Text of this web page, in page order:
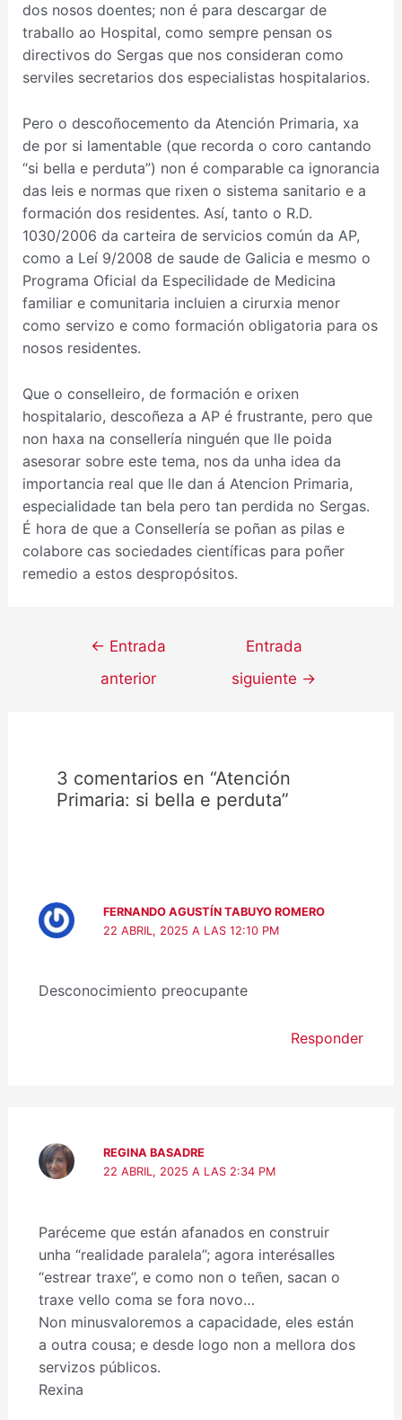
dos nosos doentes; non é para descargar de
traballo ao Hospital, como sempre pensan os
directivos do Sergas que nos consideran como
serviles secretarios dos especialistas hospitalarios.
Pero o descoñocemento da Atención Primaria, xa
de por si lamentable (que recorda o coro cantando
“si bella e perduta”) non é comparable ca ignorancia
das leis e normas que rixen o sistema sanitario e a
formación dos residentes. Así, tanto o R.D.
1030/2006 da carteira de servicios común da AP,
como a Leí 9/2008 de saude de Galicia e mesmo o
Programa Oficial da Especilidade de Medicina
familiar e comunitaria incluien a cirurxia menor
como servizo e como formación obligatoria para os
nosos residentes.
Que o conselleiro, de formación e orixen
hospitalario, descoñeza a AP é frustrante, pero que
non haxa na consellería ninguén que lle poida
asesorar sobre este tema, nos da unha idea da
importancia real que lle dan á Atencion Primaria,
especialidade tan bela pero tan perdida no Sergas.
É hora de que a Consellería se poñan as pilas e
colabore cas sociedades científicas para poñer
remedio a estos despropósitos.
← Entrada
anterior
Entrada
siguiente →
3 comentarios en “Atención
Primaria: si bella e perduta”
FERNANDO AGUSTÍN TABUYO ROMERO
22 ABRIL, 2025 A LAS 12:10 PM
Desconocimiento preocupante
Responder
REGINA BASADRE
22 ABRIL, 2025 A LAS 2:34 PM
Paréceme que están afanados en construir
unha “realidade paralela”; agora interésalles
“estrear traxe”, e como non o teñen, sacan o
traxe vello coma se fora novo…
Non minusvaloremos a capacidade, eles están
a outra cousa; e desde logo non a mellora dos
servizos públicos.
Rexina